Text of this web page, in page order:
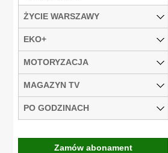
ŻYCIE WARSZAWY
EKO+
MOTORYZACJA
MAGAZYN TV
PO GODZINACH
Zamów abonament